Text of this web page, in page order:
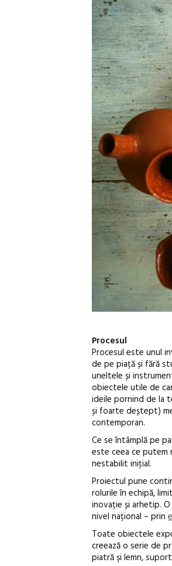
Procesul
Procesul este unul
de pe piață și fără
uneltele și
obiectele utile de
ideile pornind de la
și foarte deștept)
contemporan.
Ce se întâmplă pe
este ceea ce putem
nestabilit iniţial.
Proiectul pune
rolurile în echipă,
inovație și arhetip.
nivel național – prin
Toate obiectele
creează o serie de
piatră şi lemn,